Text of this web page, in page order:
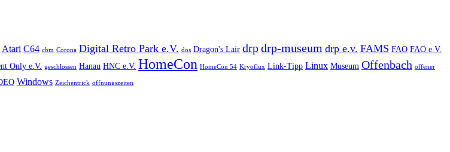
Atari C64 cbm Corona Digital Retro Park e.V. dos Dragon's Lair drpdrp-museum drp e.v. FAMS FAO FAO e.V.
Only e.V. geschlossen Hanau HNC e.V. HomeCon HomeCon 54 Kryoflux Link-Tipp Linux Museum Offenbach offener
Windows Zeichentrick öffnungszeiten